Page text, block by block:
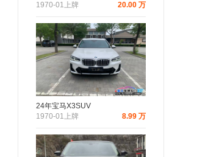
1970-01上牌
20.00 万
24年宝马X3SUV
1970-01上牌
8.99 万